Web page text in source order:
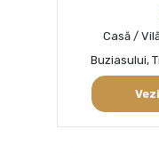
Casă /
Buziasului,